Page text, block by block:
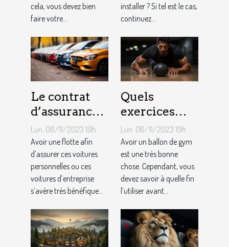
cela, vous devez bien
faire votre...
installer ? Si tel est le cas,
continuez...
Le contrat
d’assurance
auto par
flotte : est-il
si
bénéfique ?
Lun. 06/11/2023 19h
Avoir une flotte afin
d’assurer ces voitures
personnelles ou ces
voitures d’entreprise
s’avère très bénéfique...
Quels
exercices
pouvez-vous
faire avec un
ballon de
gym ?
Lun. 06/11/2023 19h
Avoir un ballon de gym
est une très bonne
chose. Cependant, vous
devez savoir à quelle fin
l’utiliser avant...